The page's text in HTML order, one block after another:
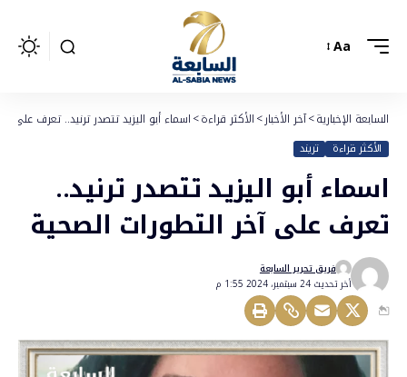
Aa
السابعة الإخبارية>آخر الأخبار>الأكثر قراءة>اسماء أبو اليزيد تتصدر ترنيد.. تعرف على
الأكثر قراءة تريند
اسماء أبو اليزيد تتصدر ترنيد..
تعرف على آخر التطورات الصحية
أخر تحديث 24 سبتمبر، 2024 1:55 م
فريق تحرير السابعة